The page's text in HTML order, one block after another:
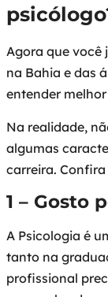
Agora que você
na Bahia e das
entender
Na realidade,
algumas
carreira.
1 – Gosto
A Psicologia é
tanto na
profissional